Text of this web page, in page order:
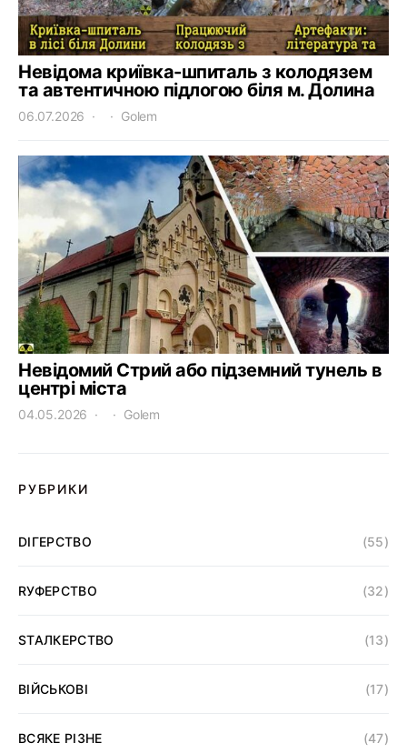
Невідома криївка-шпиталь з колодязем
та автентичною підлогою біля м. Долина
06.07.2026 Golem
Невідомий Стрий або підземний тунель в
центрі міста
04.05.2026 Golem
РУБРИКИ
DІГЕРСТВО (55)
RУФЕРСТВО (32)
SТАЛКЕРСТВО (13)
ВІЙСЬКОВІ (17)
ВСЯКЕ РІЗНЕ (47)